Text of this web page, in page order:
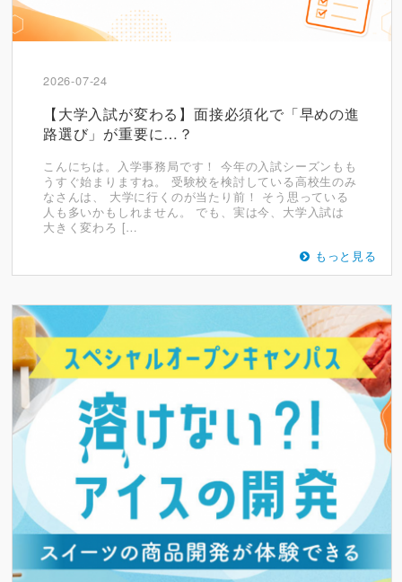
2026-07-24
【大学入試が変わる】面接必須化で「早めの進
路選び」が重要に…？
こんにちは。入学事務局です！ 今年の入試シーズンもも
うすぐ始まりますね。 受験校を検討している高校生のみ
なさんは、 大学に行くのが当たり前！ そう思っている
人も多いかもしれません。 でも、実は今、大学入試は
大きく変わろ […
もっと見る